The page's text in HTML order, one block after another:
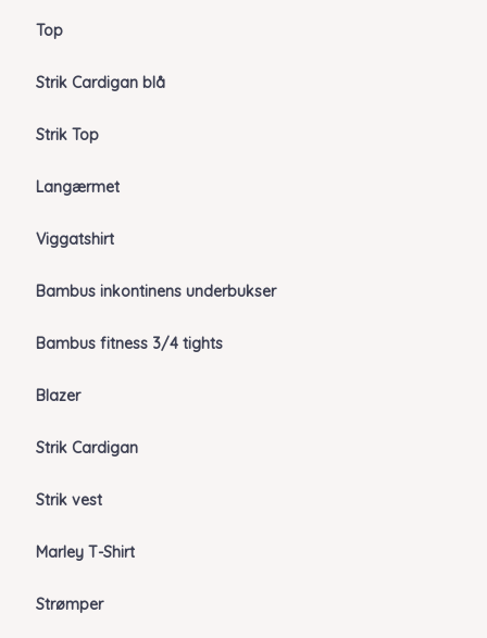
Top
Strik Cardigan blå
Strik Top
Langærmet
Viggatshirt
Bambus inkontinens underbukser
Bambus fitness 3/4 tights
Blazer
Strik Cardigan
Strik vest
Marley T-Shirt
Strømper